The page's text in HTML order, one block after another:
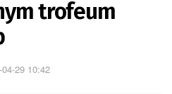
trofeum
29 10:42